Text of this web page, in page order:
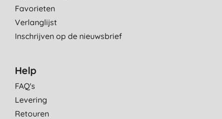
Favorieten
Verlanglijst
Inschrijven op de nieuwsbrief
Help
FAQ's
Levering
Retouren